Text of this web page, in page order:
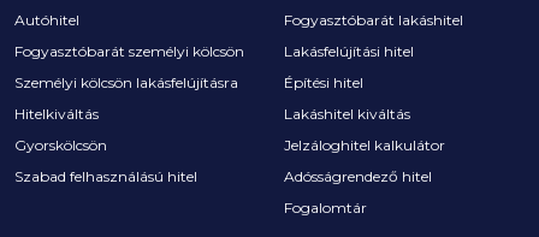
Autóhitel
Fogyasztóbarát személyi kölcsön
Személyi kölcsön lakásfelújításra
Hitelkiváltás
Gyorskölcsön
Szabad felhasználású hitel
Fogyasztóbarát lakáshitel
Lakásfelújítási hitel
Építési hitel
Lakáshitel kiváltás
Jelzáloghitel kalkulátor
Adósságrendező hitel
Fogalomtár